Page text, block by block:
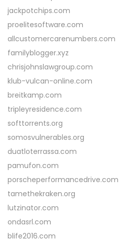
jackpotchips.com
proelitesoftware.com
allcustomercarenumbers.com
familyblogger.xyz
chrisjohnslawgroup.com
klub-vulcan-online.com
breitkamp.com
tripleyresidence.com
softtorrents.org
somosvulnerables.org
duatloterrassa.com
pamufon.com
porscheperformancedrive.com
tamethekraken.org
lutzinator.com
ondasrl.com
blife2016.com